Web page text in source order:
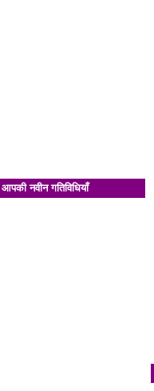
आपकी नवीन गतिविधियाँ